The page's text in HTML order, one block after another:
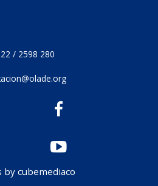
/ 2598 280
by cubemediaco